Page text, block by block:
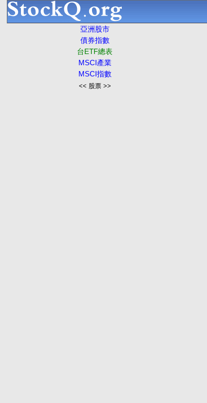
亞洲股市
債券指數
台ETF總表
MSCI產業
MSCI指數
<< 股票 >>